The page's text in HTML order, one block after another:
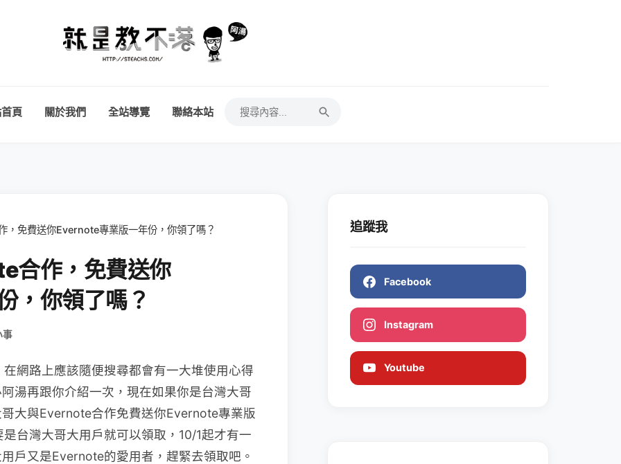
頁 關於我們 全站導覽 聯絡本站
，免費送你Evernote專業版一年份，你領了嗎？
合作，免費送你
，你領了嗎？
事
網路上應該隨便搜尋都會有一大堆使用心得
湯再跟你介紹一次，現在如果你是台灣大哥
大與Evernote合作免費送你Evernote專業版
台灣大哥大用戶就可以領取，10/1起才有一
戶又是Evernote的愛用者，趕緊去領取吧。
追蹤我
Facebook
Instagram
Youtube